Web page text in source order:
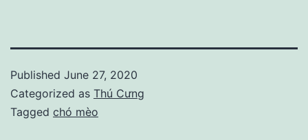
Published June 27, 2020
Categorized as Thú Cưng
Tagged chó mèo